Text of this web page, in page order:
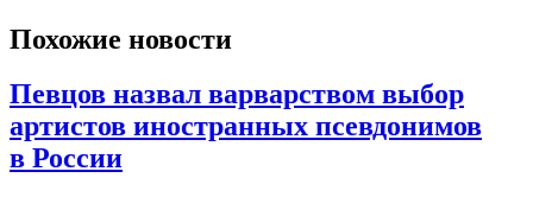
Похожие новости
Певцов назвал варварством выбор
артистов иностранных псевдонимов
в России